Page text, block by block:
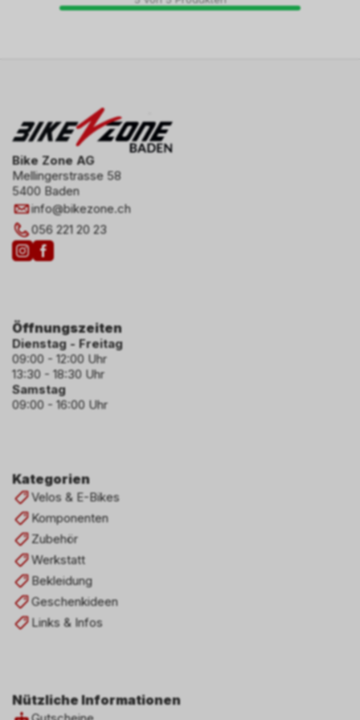
Bike Zone AG
Mellingerstrasse 58
5400 Baden
info@bikezone.ch
056 221 20 23
Kategorien
Velos & E-Bikes
Komponenten
Zubehör
Werkstatt
Bekleidung
Geschenkideen
Links & Infos
Nützliche Informationen
Öffnungszeiten
Dienstag - Freitag
09:00 - 12:00 Uhr
13:30 - 18:30 Uhr
Samstag
09:00 - 16:00 Uhr